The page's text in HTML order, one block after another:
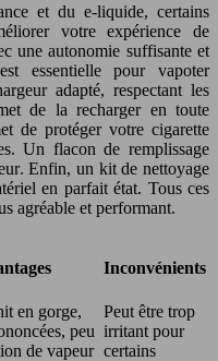
et du e-liquide, certains
votre expérience de
une autonomie suffisante et
essentielle pour vapoter
adapté, respectant les
de la recharger en toute
de protéger votre cigarette
Un flacon de remplissage
Enfin, un kit de nettoyage
en parfait état. Tous ces
agréable et performant.
Inconvénients
en gorge,
peu
de vapeur
Peut être trop
irritant pour
certains